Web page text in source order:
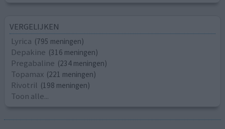
VERGELIJKEN
Lyrica (795 meningen)
Depakine (316 meningen)
Pregabaline (234 meningen)
Topamax (221 meningen)
Rivotril (198 meningen)
Toon alle...